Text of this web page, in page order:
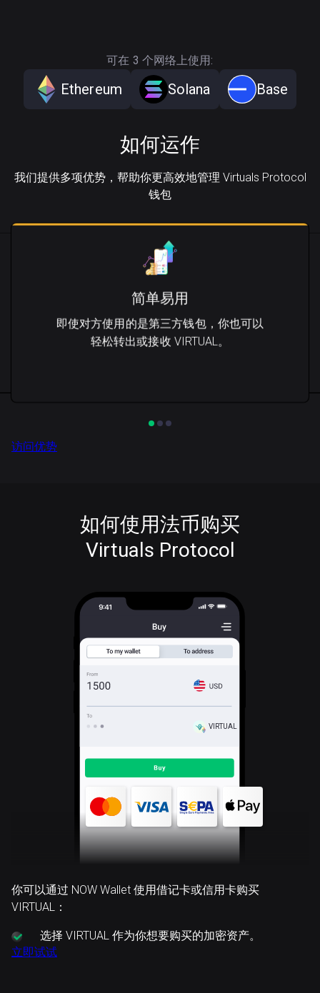
可在 3 个网络上使用:
Ethereum Solana Base
如何运作
我们提供多项优势，帮助你更高效地管理 Virtuals Protocol
钱包
简单易用
即使对方使用的是第三方钱包，你也可以
轻松转出或接收 VIRTUAL。
访问优势
如何使用法币购买
Virtuals Protocol
VIRTUAL
你可以通过 NOW Wallet 使用借记卡或信用卡购买
VIRTUAL：
选择 VIRTUAL 作为你想要购买的加密资产。
立即试试